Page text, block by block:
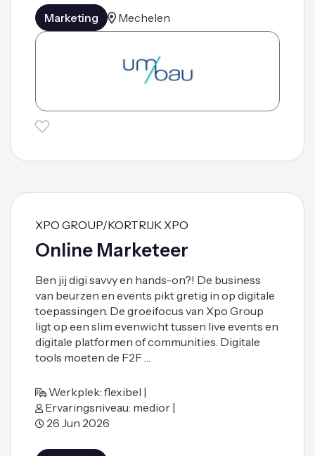
Marketing Mechelen
XPO GROUP/KORTRIJK XPO
Online Marketeer
Ben jij digi savvy en hands-on?! De business
van beurzen en events pikt gretig in op digitale
toepassingen. De groeifocus van Xpo Group
ligt op een slim evenwicht tussen live events en
digitale platformen of communities. Digitale
tools moeten de F2F …
Werkplek: flexibel |
Ervaringsniveau: medior |
26 Jun 2026